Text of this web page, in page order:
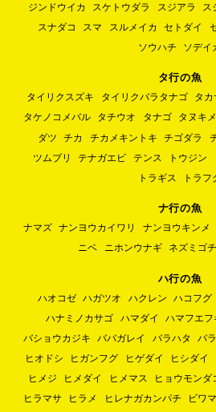
ジンドウイカ
スケトウダラ スジアラ ス
スナダコ
スマ スルメイカ セトダイ
ソウハチ
ソデイ
タ行の魚
タイリクスズキ タイリクバラタナゴ タカ
タケノコメバル
タチウオ タナゴ タヌキ
ダツ
チカ チカメキントキ チゴダラ
ツムブリ
テナガエビ テンス トウジン
トラギス
トラフ
ナ行の魚
ナマズ ナンヨウカイワリ ナンヨウキンメ
ニベ
ニホンウナギ ネズミゴチ
ハ行の魚
ハオコゼ ハガツオ ハクレン ハコフグ
ハナミノカサゴ
ハマダイ ハマフエフ
バショウカジキ
ババガレイ バラハタ バ
ヒオドシ
ヒガンフグ ヒゲダイ ヒシダイ
ヒメジ
ヒメダイ ヒメマス ヒョウモンダ
ヒラマサ
ヒラメ ヒレナガカンパチ ビワ